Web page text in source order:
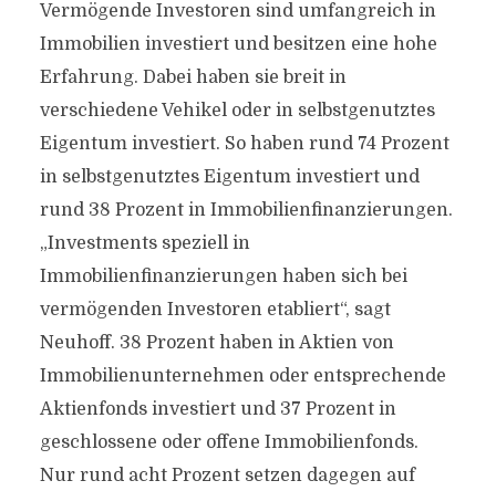
Vermögende Investoren sind umfangreich in
Immobilien investiert und besitzen eine hohe
Erfahrung. Dabei haben sie breit in
verschiedene Vehikel oder in selbstgenutztes
Eigentum investiert. So haben rund 74 Prozent
in selbstgenutztes Eigentum investiert und
rund 38 Prozent in Immobilienfinanzierungen.
„Investments speziell in
Immobilienfinanzierungen haben sich bei
vermögenden Investoren etabliert“, sagt
Neuhoff. 38 Prozent haben in Aktien von
Immobilienunternehmen oder entsprechende
Aktienfonds investiert und 37 Prozent in
geschlossene oder offene Immobilienfonds.
Nur rund acht Prozent setzen dagegen auf